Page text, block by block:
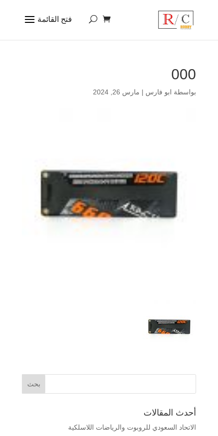
000
بواسطة ابو فارس | مارس 26, 2024
أحدث المقالات
الاتحاد السعودي للروبوت والرياضات اللاسلكية